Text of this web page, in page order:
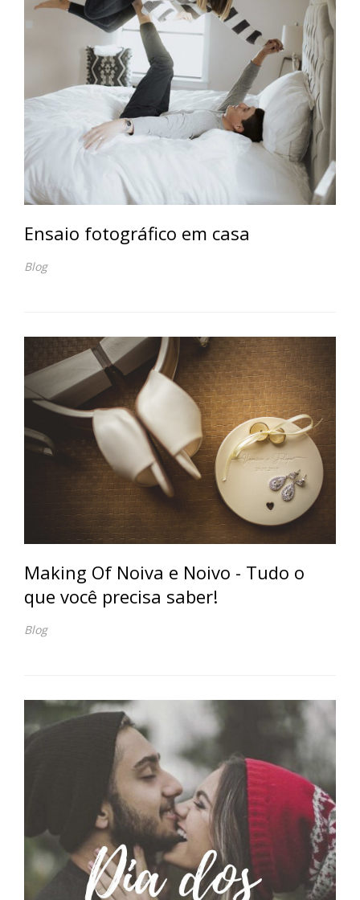
Ensaio fotográfico em casa
Blog
Making Of Noiva e Noivo - Tudo o
que você precisa saber!
Blog